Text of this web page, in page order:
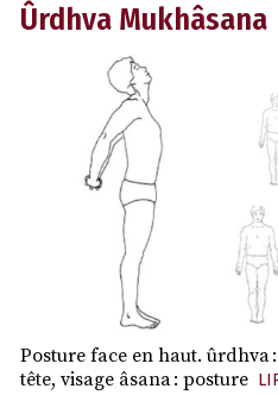
Ûrdhva Mukhâsana
Posture face en haut. ûrdhva
tête, visage âsana : posture